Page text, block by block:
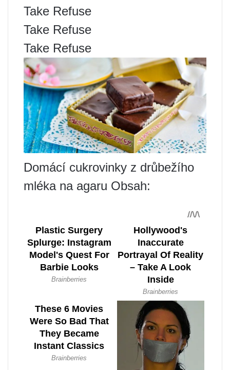
Take Refuse
Take Refuse
Take Refuse
Domácí cukrovinky z drůbežího
mléka na agaru Obsah: